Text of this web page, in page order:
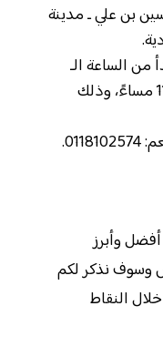
بن علي ـ مدينة
الساعة الـ
12:30 ظهرًا وحتى الساعة الـ 11:30 مساءً، وذلك
وأبرز
وسوف نذكر لكم
النقاط